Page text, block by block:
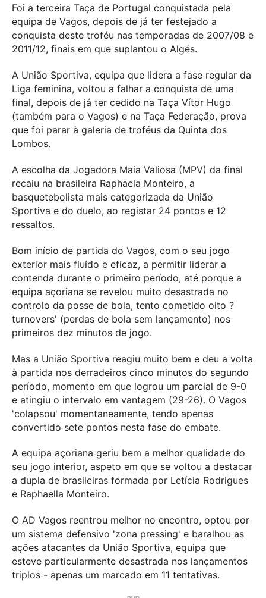
Foi a terceira Taça de Portugal conquistada pela
equipa de Vagos, depois de já ter festejado a
conquista deste troféu nas temporadas de 2007/08 e
2011/12, finais em que suplantou o Algés.
A União Sportiva, equipa que lidera a fase regular da
Liga feminina, voltou a falhar a conquista de uma
final, depois de já ter cedido na Taça Vítor Hugo
(também para o Vagos) e na Taça Federação, prova
que foi parar à galeria de troféus da Quinta dos
Lombos.
A escolha da Jogadora Maia Valiosa (MPV) da final
recaiu na brasileira Raphaela Monteiro, a
basquetebolista mais categorizada da União
Sportiva e do duelo, ao registar 24 pontos e 12
ressaltos.
Bom início de partida do Vagos, com o seu jogo
exterior mais fluído e eficaz, a permitir liderar a
contenda durante o primeiro período, até porque a
equipa açoriana se revelou muito desastrada no
controlo da posse de bola, tento cometido oito ?
turnovers' (perdas de bola sem lançamento) nos
primeiros dez minutos de jogo.
Mas a União Sportiva reagiu muito bem e deu a volta
à partida nos derradeiros cinco minutos do segundo
período, momento em que logrou um parcial de 9-0
e atingiu o intervalo em vantagem (29-26). O Vagos
'colapsou' momentaneamente, tendo apenas
convertido sete pontos nesta fase do embate.
A equipa açoriana geriu bem a melhor qualidade do
seu jogo interior, aspeto em que se voltou a destacar
a dupla de brasileiras formada por Letícia Rodrigues
e Raphaella Monteiro.
O AD Vagos reentrou melhor no encontro, optou por
um sistema defensivo 'zona pressing' e baralhou as
ações atacantes da União Sportiva, equipa que
esteve particularmente desastrada nos lançamentos
triplos - apenas um marcado em 11 tentativas.